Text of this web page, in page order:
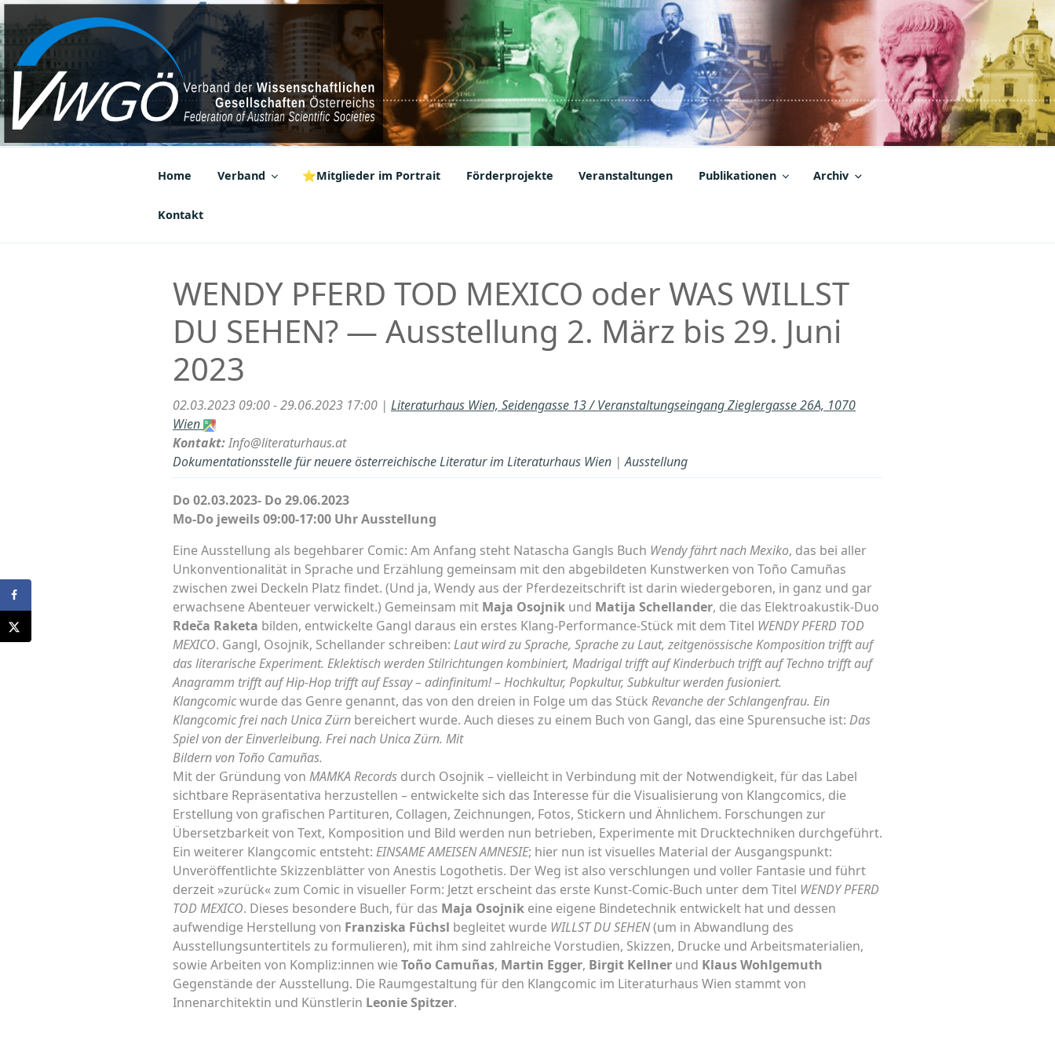
Zum
Inhalt
springen
VWGÖ
Federation of Austrian Scientific Societies
Home Verband ⭐Mitglieder im Portrait Förderprojekte Veranstaltungen Publikationen Archiv
Kontakt
WENDY PFERD TOD MEXICO oder WAS WILLST
DU SEHEN? — Ausstellung 2. März bis 29. Juni
2023
02.03.2023 09:00 - 29.06.2023 17:00 | Literaturhaus Wien, Seidengasse 13 / Veranstaltungseingang Zieglergasse 26A, 1070
Wien
Kontakt:Info@literaturhaus.at
Dokumentationsstelle für neuere österreichische Literatur im Literaturhaus Wien |Ausstellung
Do 02.03.2023- Do 29.06.2023
Mo-Do jeweils 09:00-17:00 Uhr Ausstellung
Eine Ausstellung als begehbarer Comic: Am Anfang steht Natascha Gangls Buch Wendy fährt nach Mexiko, das bei aller
Unkonventionalität in Sprache und Erzählung gemeinsam mit den abgebildeten Kunstwerken von Toño Camuñas
zwischen zwei Deckeln Platz findet. (Und ja, Wendy aus der Pferdezeitschrift ist darin wiedergeboren, in ganz und gar
erwachsene Abenteuer verwickelt.) Gemeinsam mit Maja Osojnik und Matija Schellander, die das Elektroakustik-Duo
Rdeča Raketa bilden, entwickelte Gangl daraus ein erstes Klang-Performance-Stück mit dem Titel WENDY PFERD TOD
MEXICO. Gangl, Osojnik, Schellander schreiben: Laut wird zu Sprache, Sprache zu Laut, zeitgenössische Komposition trifft auf
dasliterarische Experiment. Eklektisch werden Stilrichtungen kombiniert, Madrigal trifft aufKinderbuch trifft auf Techno trifft auf
Anagramm trifft auf Hip-Hop trifft auf Essay – adinfinitum! – Hochkultur, Popkultur, Subkultur werden fusioniert.
Klangcomicwurde das Genre genannt, das von den dreien in Folge um das Stück Revanche der Schlangenfrau. Ein
Klangcomic frei nach Unica Zürn bereichert wurde. Auch dieses zu einem Buch von Gangl, das eine Spurensuche ist: Das
Spiel von der Einverleibung. Frei nach Unica Zürn. Mit
Bildern von Toño Camuñas.
Mit der Gründung von MAMKA Records durch Osojnik – vielleicht in Verbindung mit der Notwendigkeit, für das Label
sichtbare Repräsentativa herzustellen – entwickelte sich das Interesse für die Visualisierung von Klangcomics, die
Erstellung von grafischen Partituren, Collagen, Zeichnungen, Fotos, Stickern und Ähnlichem. Forschungen zur
Übersetzbarkeit von Text, Komposition und Bild werden nun betrieben, Experimente mit Drucktechniken durchgeführt.
Ein weiterer Klangcomic entsteht: EINSAME AMEISEN AMNESIE; hier nun ist visuelles Material der Ausgangspunkt:
Unveröffentlichte Skizzenblätter von Anestis Logothetis. Der Weg ist also verschlungen und voller Fantasie und führt
derzeit »zurück« zum Comic in visueller Form: Jetzt erscheint das erste Kunst-Comic-Buch unter dem Titel WENDY PFERD
TOD MEXICO. Dieses besondere Buch, für das Maja Osojnik eine eigene Bindetechnik entwickelt hat und dessen
aufwendige Herstellung von Franziska Füchsl begleitet wurde WILLST DU SEHEN(um in Abwandlung des
Ausstellungsuntertitels zu formulieren), mit ihm sind zahlreiche Vorstudien, Skizzen, Drucke und Arbeitsmaterialien,
sowie Arbeiten von Kompliz:innen wieToño Camuñas, Martin Egger, Birgit Kellner und Klaus Wohlgemuth
Gegenstände der Ausstellung. Die Raumgestaltung für den Klangcomic im Literaturhaus Wien stammt von
Innenarchitektin und Künstlerin Leonie Spitzer.